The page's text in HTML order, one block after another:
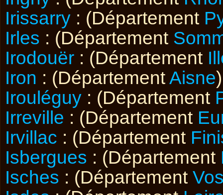
Irissarry : (Département
Irles : (Département
Irodouër : (Département
Iron : (DépartementAisne)
Irouléguy : (Département
Irreville : (Département
Irvillac : (Département
Isbergues : (Département
Isches : (Département